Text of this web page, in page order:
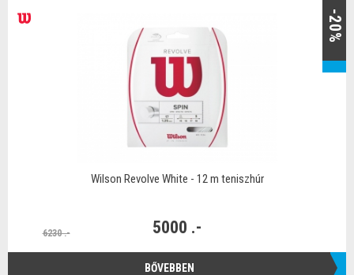
-20%
Wilson Revolve White - 12 m teniszhúr
6230 .- 5000 .-
BŐVEBBEN